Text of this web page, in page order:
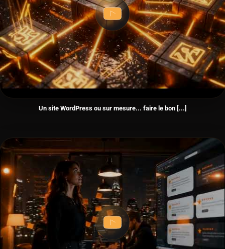
Un site WordPress ou sur mesure... faire le bon [...]